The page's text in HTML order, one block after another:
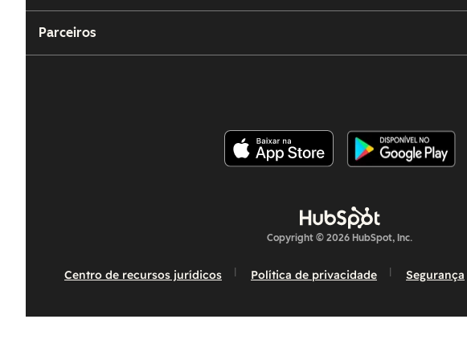
Parceiros
Copyright © 2026 HubSpot, Inc.
Centro de recursos jurídicos Política de privacidade Segurança